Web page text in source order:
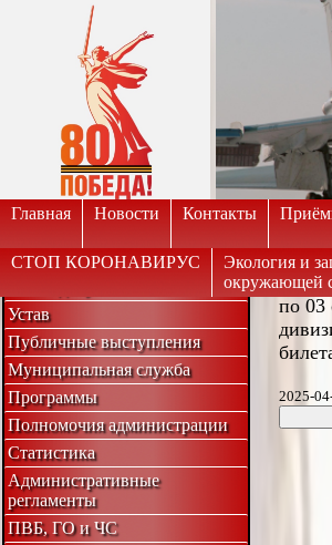
Версия для
Главная Новости Контакты
СТОП КОРОНАВИРУС
Экология и
окружающей
Устав
Публичные выступления
Муниципальная служба
Программы
Полномочия администрации
Статистика
Административные
регламенты
ПВБ, ГО и ЧС
по 03
2025-